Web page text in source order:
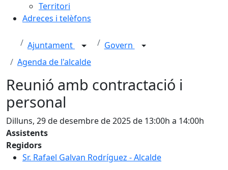
Territori
Adreces i telèfons
Ajuntament
Govern
Agenda de l'alcalde
Reunió amb contractació i
personal
Dilluns, 29 de desembre de 2025 de 13:00h a 14:00h
Assistents
Regidors
Sr. Rafael Galvan Rodríguez - Alcalde